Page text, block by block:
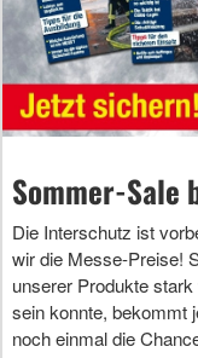
Sommer-Sale
Die Interschutz ist
wir die Messe-Preise!
unserer Produkte
sein konnte, bekommt
noch einmal die